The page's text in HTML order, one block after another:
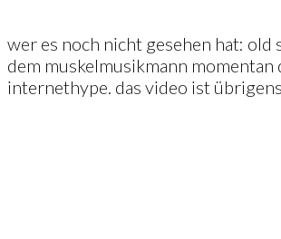
wer es noch nicht gesehen hat: old
dem muskelmusikmann momentan
internethype. das video ist